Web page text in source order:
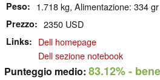
Peso 1.718 kg, Alimentazione: 334 gr
Prezzo 2350 USD
Links
Dell homepage
Dell sezione notebook
Punteggio medio: 83.12%- bene